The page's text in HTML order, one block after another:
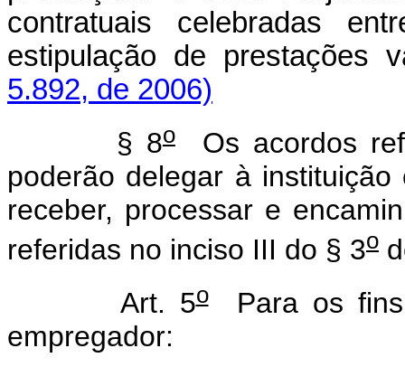
contratuais celebradas
estipulação de prestações
5.892, de 2006)
§ 8oOs acordos
poderão delegar à
receber, processar e
referidas no inciso III do § 3o
Art. 5oPara os fins
empregador: